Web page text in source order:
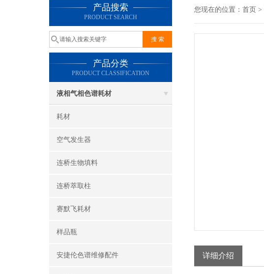
产品搜索
PRODUCT SEARCH
产品分类
PRODUCT CLASSIFICATION
液相气相色谱耗材
耗材
空气发生器
连桥生物填料
连桥萃取柱
赛默飞耗材
样品瓶
安捷伦色谱维修配件
您现在的位置： 首页 >
详细介绍